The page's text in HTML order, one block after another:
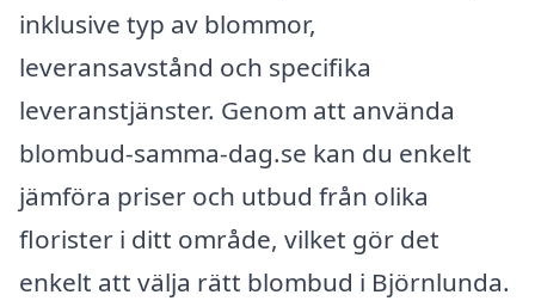
inklusive typ av blommor,
leveransavstånd och specifika
leveranstjänster. Genom att använda
blombud-samma-dag.se kan du enkelt
jämföra priser och utbud från olika
florister i ditt område, vilket gör det
enkelt att välja rätt blombud i Björnlunda.